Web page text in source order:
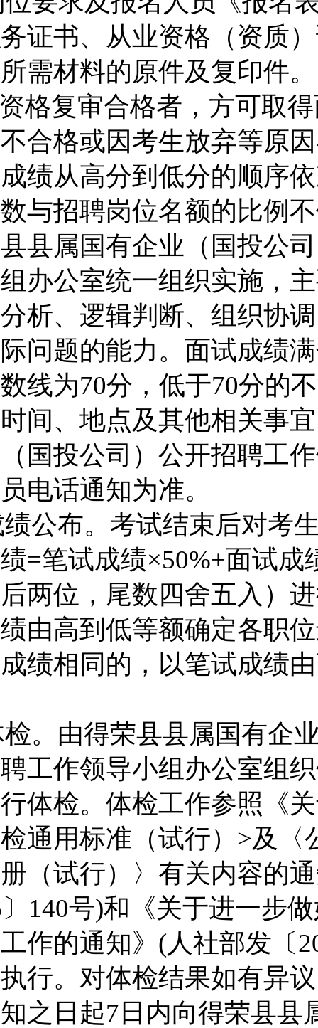
证书、从业资格（资质
需材料的原件及复印件。
格复审合格者，方可取
合格或因考生放弃等原
绩从高分到低分的顺序
与招聘岗位名额的比例
县属国有企业（ 国投公司
办公室统一组织实施，
析、逻辑判断、组织协
问题的能力。面试成绩
线为70分，低于70分的
间、地点及其他相关事
国投公司 ）公开招聘工
电话通知为准。
公布。 考试结束后对考
=笔试成绩×50%+面试成
两位，尾数四舍五入）
由高到低等额确定各职
绩相同的，以笔试成绩
。 由得荣县县属国有企
工作领导小组办公室组
体检。体检工作参照《
通用标准（试行） >及〈
（试行）〉有关内容的
〕 140号)和《关于进一步
作的通知》 (人社部发〔
行。对体检结果如有异
之日起7 日内向得荣县县